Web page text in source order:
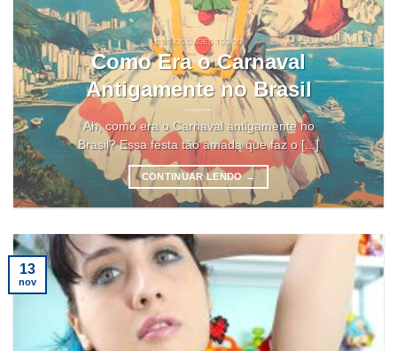
CURIOSIDADES TODOS
Como Era o Carnaval
Antigamente no Brasil
Ah, como era o Carnaval antigamente no
Brasil? Essa festa tão amada que faz o [...]
CONTINUAR LENDO→
13
nov